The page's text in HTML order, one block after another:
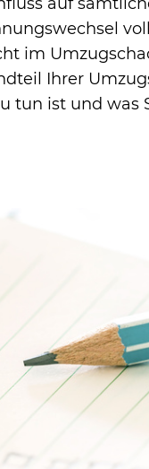
im
Ihrer
tun ist und